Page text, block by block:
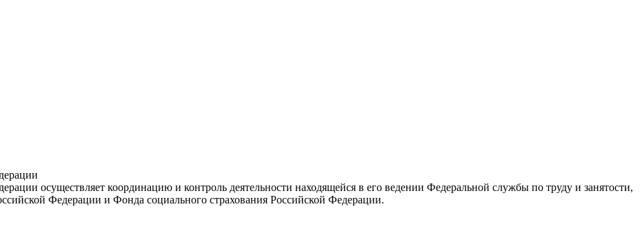
осуществляет координацию и контроль деятельности находящейся в его ведении Федеральной службы по труду и занятости,
Федерации и Фонда социального страхования Российской Федерации.